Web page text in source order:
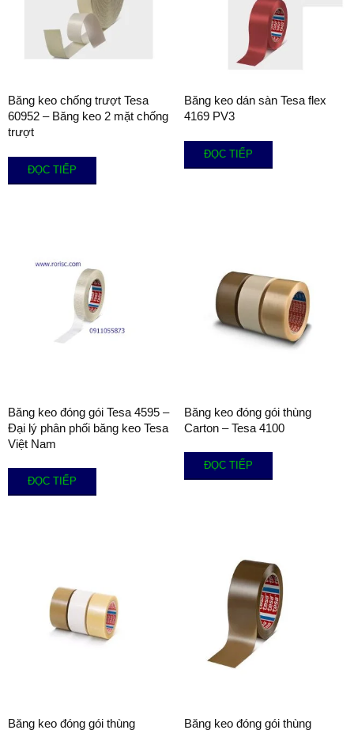
Băng keo chống trượt Tesa
60952 – Băng keo 2 mặt chống
trượt
ĐỌC TIẾP
Băng keo dán sàn Tesa flex
4169 PV3
ĐỌC TIẾP
Băng keo đóng gói Tesa 4595 –
Đại lý phân phối băng keo Tesa
Việt Nam
ĐỌC TIẾP
Băng keo đóng gói thùng
Carton – Tesa 4100
ĐỌC TIẾP
Băng keo đóng gói thùng Băng keo đóng gói thùng